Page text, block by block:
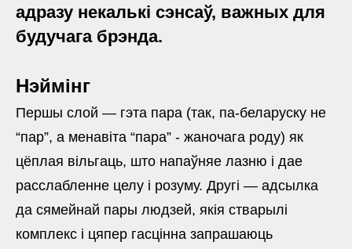
адразу некалькі сэнсаў, важных для
будучага брэнда.
Нэймінг
Першы слой — гэта пара (так, па-беларуску не
“пар”, а менавіта “пара” - жаночага роду) як
цёплая вільгаць, што напаўняе лазню і дае
расслабленне целу і розуму. Другі — адсылка
да сямейнай пары людзей, якія стварылі
комплекс і цяпер гасцінна запрашаюць